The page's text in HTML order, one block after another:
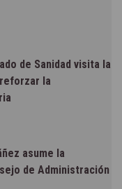
de Sanidad visita la
la
asume la
de Administración